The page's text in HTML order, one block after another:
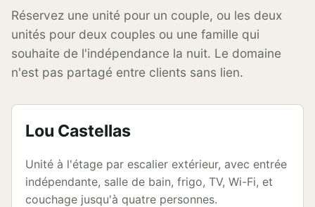
Réservez une unité pour un couple, ou les deux
unités pour deux couples ou une famille qui
souhaite de l'indépendance la nuit. Le domaine
n'est pas partagé entre clients sans lien.
Lou Castellas
Unité à l'étage par escalier extérieur, avec entrée
indépendante, salle de bain, frigo, TV, Wi-Fi, et
couchage jusqu'à quatre personnes.